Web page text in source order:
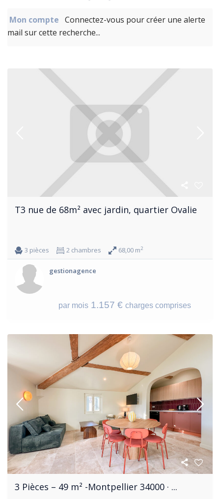
Mon compte Connectez-vous pour créer une alerte
mail sur cette recherche...
T3 nue de 68m² avec jardin, quartier Ovalie
3 pièces 2 chambres 68,00 m2
gestionagence
par mois 1.157 € charges comprises
3 Pièces – 49 m² -Montpellier 34000 · ...